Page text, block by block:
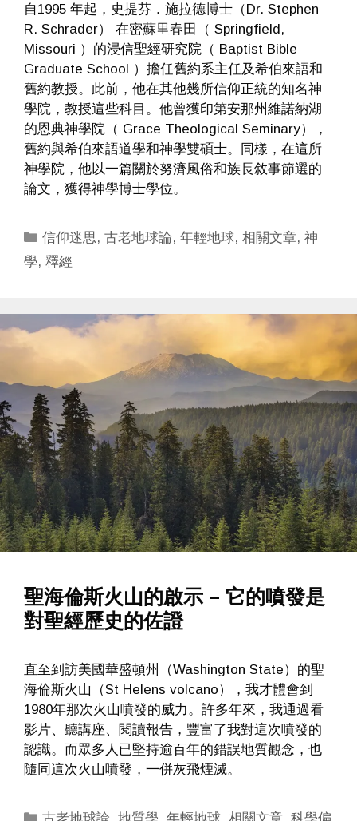
自1995 年起，史提芬．施拉德博士（Dr. Stephen
R. Schrader） 在密蘇里春田（ Springfield,
Missouri ）的浸信聖經研究院（ Baptist Bible
Graduate School ）擔任舊約系主任及希伯來語和
舊約教授。此前，他在其他幾所信仰正統的知名神
學院，教授這些科目。他曾獲印第安那州維諾納湖
的恩典神學院（ Grace Theological Seminary），
舊約與希伯來語道學和神學雙碩士。同樣，在這所
神學院，他以一篇關於努濟風俗和族長敘事節選的
論文，獲得神學博士學位。
Categories
信仰迷思 ,古老地球論,年輕地球,相關文章,神
學, 釋經
聖海倫斯火山的啟示 – 它的噴發是
對聖經歷史的佐證
直至到訪美國華盛頓州（Washington State）的聖
海倫斯火山（St Helens volcano），我才體會到
1980年那次火山噴發的威力。許多年來，我通過看
影片、聽講座、閱讀報告，豐富了我對這次噴發的
認識。而眾多人已堅持逾百年的錯誤地質觀念，也
隨同這次火山噴發，一併灰飛煙滅。
Categories